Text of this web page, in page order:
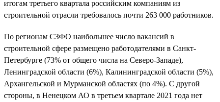
итогам третьего квартала российским компаниям из
строительной отрасли требовалось почти 263 000 работников.
По регионам СЗФО наибольшее число вакансий в
строительной сфере размещено работодателями в Санкт-
Петербурге (73% от общего числа на Северо-Западе),
Ленинградской области (6%), Калининградской области (5%),
Архангельской и Мурманской областях (по 4%). С другой
стороны, в Ненецком АО в третьем квартале 2021 года нет